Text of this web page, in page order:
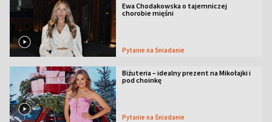
Ewa Chodakowska o tajemniczej
chorobie mięśni
Pytanie na Śniadanie
Biżuteria – idealny prezent na Mikołajki i
pod choinkę
Pytanie na Śniadanie